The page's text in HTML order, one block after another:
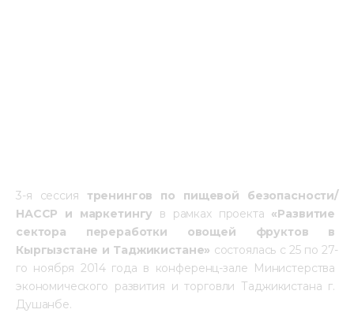
3-я сессия тренингов по пищевой безопасности/
НАССР и маркетингу в рамках проекта «Развитие
сектора переработки овощей фруктов в
Кыргызстане и Таджикистане» состоялась с 25 по 27-
го ноября 2014 года в конференц-зале Министерства
экономического развития и торговли Таджикистана г.
Душанбе.